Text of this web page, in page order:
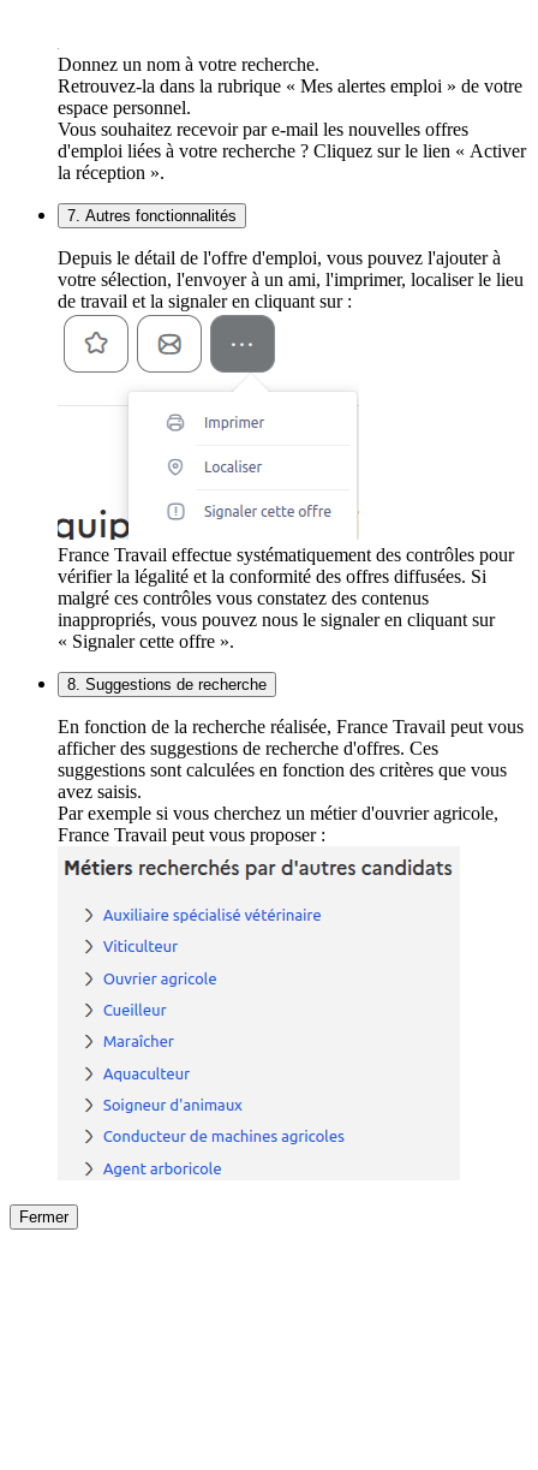
Donnez un nom à votre recherche.
Retrouvez-la dans la rubrique « Mes alertes emploi » de votre
espace personnel.
Vous souhaitez recevoir par e-mail les nouvelles offres
d'emploi liées à votre recherche ? Cliquez sur le lien « Activer
la réception ».
7. Autres fonctionnalités
Depuis le détail de l'offre d'emploi, vous pouvez l'ajouter à
votre sélection, l'envoyer à un ami, l'imprimer, localiser le lieu
de travail et la signaler en cliquant sur :
France Travail effectue systématiquement des contrôles pour
vérifier la légalité et la conformité des offres diffusées. Si
malgré ces contrôles vous constatez des contenus
inappropriés, vous pouvez nous le signaler en cliquant sur
« Signaler cette offre ».
8. Suggestions de recherche
En fonction de la recherche réalisée, France Travail peut vous
afficher des suggestions de recherche d'offres. Ces
suggestions sont calculées en fonction des critères que vous
avez saisis.
Par exemple si vous cherchez un métier d'ouvrier agricole,
France Travail peut vous proposer :
Fermer